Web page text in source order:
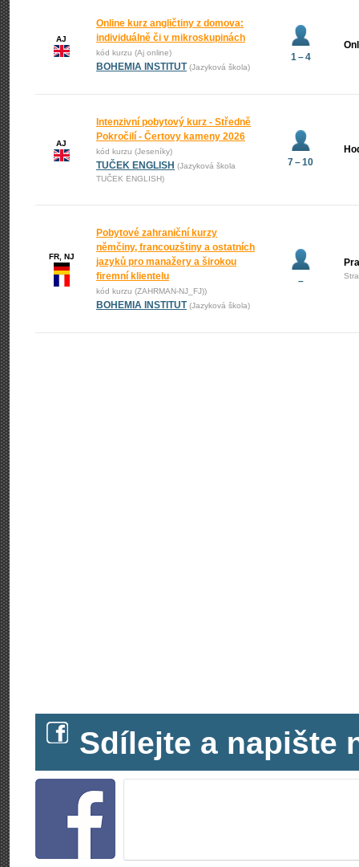
AJ
Online kurz angličtiny z domova:
individuálně či v mikroskupinách
kód kurzu (Aj online)
BOHEMIA INSTITUT (Jazyková škola)
1 – 4
AJ
Intenzivní pobytový kurz - Středně
Pokročilí - Čertovy kameny 2026
kód kurzu (Jeseníky)
TUČEK ENGLISH (Jazyková škola
TUČEK ENGLISH)
7 – 10
FR, NJ
Pobytové zahraniční kurzy
němčiny, francouzštiny a ostatních
jazyků pro manažery a širokou
firemní klientelu
kód kurzu (ZAHRMAN-NJ_FJ))
BOHEMIA INSTITUT (Jazyková škola)
–
Sdílejte a napište